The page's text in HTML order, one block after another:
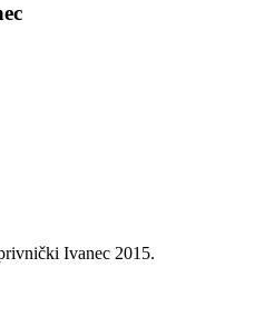
Ivanec 2015.